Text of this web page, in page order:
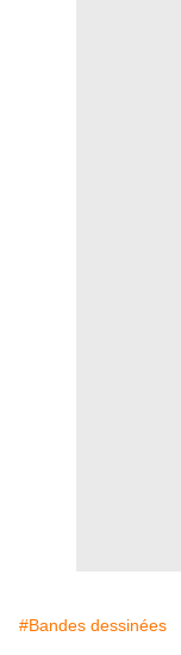
#Bandes dessinées